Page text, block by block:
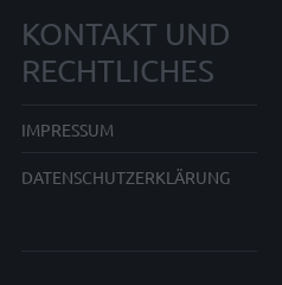
KONTAKT UND
RECHTLICHES
IMPRESSUM
DATENSCHUTZERKLÄRUNG